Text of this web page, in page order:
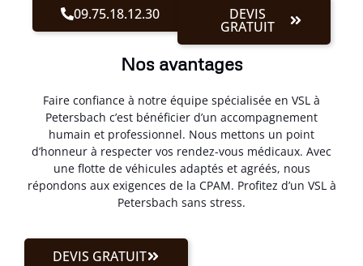
09.75.18.12.30 DEVIS
GRATUIT
Nos avantages
Faire confiance à notre équipe spécialisée en VSL à
Petersbach c’est bénéficier d’un accompagnement
humain et professionnel. Nous mettons un point
d’honneur à respecter vos rendez-vous médicaux. Avec
une flotte de véhicules adaptés et agréés, nous
répondons aux exigences de la CPAM. Profitez d’un VSL à
Petersbach sans stress.
DEVIS GRATUIT